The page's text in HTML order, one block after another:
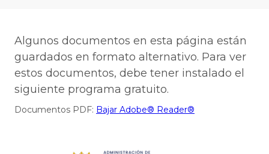
Algunos documentos en esta página están
guardados en formato alternativo. Para ver
estos documentos, debe tener instalado el
siguiente programa gratuito.
Documentos PDF: Bajar Adobe® Reader®